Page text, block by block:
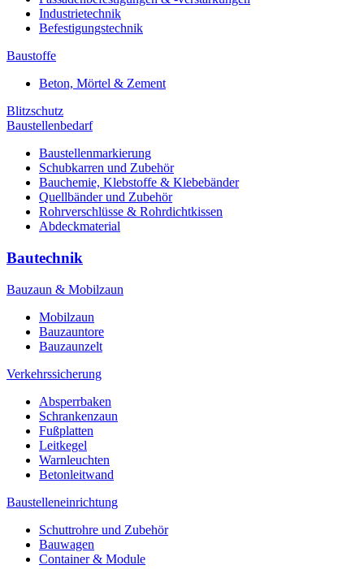
Industrietechnik
Befestigungstechnik
Baustoffe
Beton, Mörtel & Zement
Blitzschutz
Baustellenbedarf
Baustellenmarkierung
Schubkarren und Zubehör
Bauchemie, Klebstoffe & Klebebänder
Quellbänder und Zubehör
Rohrverschlüsse & Rohrdichtkissen
Abdeckmaterial
Bautechnik
Bauzaun & Mobilzaun
Mobilzaun
Bauzauntore
Bauzaunzelt
Verkehrssicherung
Absperrbaken
Schrankenzaun
Fußplatten
Leitkegel
Warnleuchten
Betonleitwand
Baustelleneinrichtung
Schuttrohre und Zubehör
Bauwagen
Container & Module